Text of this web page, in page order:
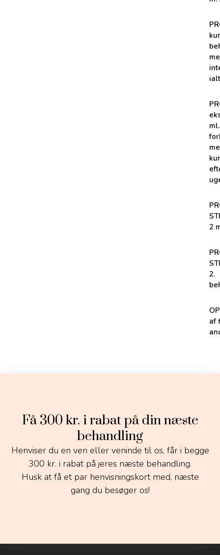
ialt
2
2.
af
Få 300 kr. i rabat på din næste
behandling
Henviser du en ven eller veninde til os, får i begge
300 kr. i rabat på jeres næste behandling.
Husk at få et par henvisningskort med, næste
gang du besøger os!